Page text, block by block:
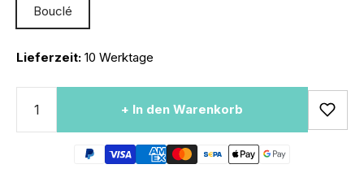
Bouclé
Lieferzeit: 10 Werktage
+ In den Warenkorb